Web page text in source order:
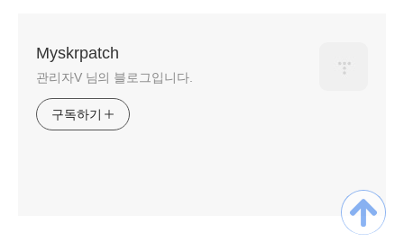
Myskrpatch
관리자V 님의 블로그입니다.
구독하기